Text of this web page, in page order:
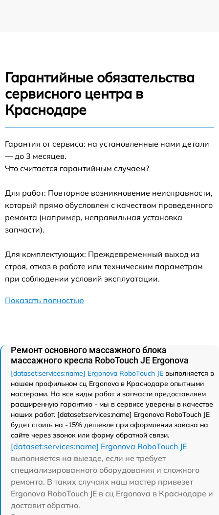
Гарантийные обязательства
сервисного центра в
Краснодаре
Гарантия от сервиса: на установленные нами детали
— до 3 месяцев.
Что считается гарантийным случаем?
Для работ: Повторное возникновение неисправности,
который прямо обусловлен с качеством проведенного
ремонта (например, неправильная установка
запчасти).
Для комплектующих: Преждевременный выход из
строя, отказ в работе или техническим параметрам
при соблюдении условий эксплуатации.
Показать полностью
Ремонт основного массажного блока
массажного кресла RoboTouch JE Ergonova
[dataset:services:name] Ergonova RoboTouch JE выполняется в
нашем профильном сц Ergonova в Краснодаре опытными
мастерами. На все виды работ и запчасти предоставляем
расширенную гарантию - мы в сервисе уверены в качестве
наших работ. [dataset:services:name] Ergonova RoboTouch JE
будет стоить на -15% дешевле при оформлении заказа на
сайте через звонок или форму обратной связи.
[dataset:services:name] Ergonova RoboTouch JE
выполняется на выезде, если не требует
специализированного оборудования и сложного
ремонта. В таких случаях наш мастер привезет
Ergonova RoboTouch JE в сц Ergonova в Краснодаре и
доставит обратно.